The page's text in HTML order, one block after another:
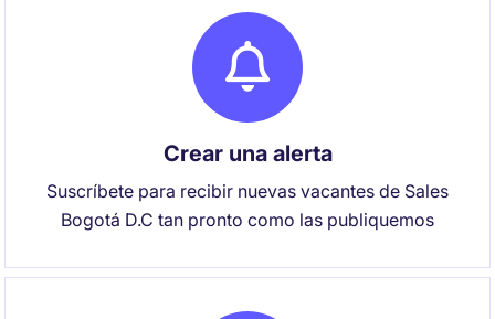
Crear una alerta
Suscríbete para recibir nuevas vacantes de Sales
Bogotá D.C tan pronto como las publiquemos